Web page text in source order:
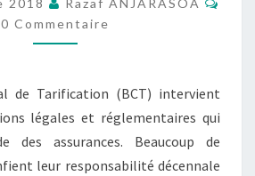
RESPONSABILITÉ
DÉCENNALE
FRANCE
2018 Razaf ANJARASOA
0 Commentaire
de Tarification (BCT) intervient
légales et réglementaires qui
des assurances. Beaucoup de
leur responsabilité décennale